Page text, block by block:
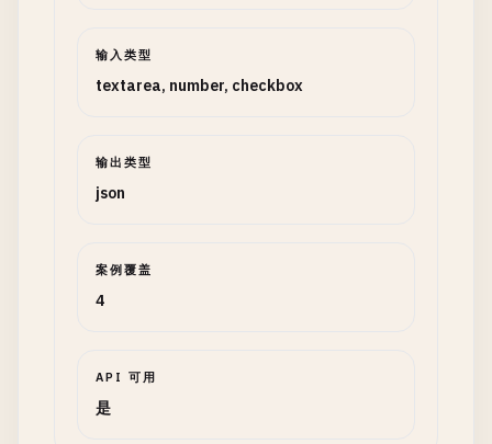
输入类型
textarea, number, checkbox
输出类型
json
案例覆盖
4
API 可用
是